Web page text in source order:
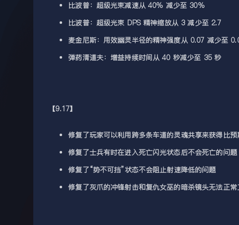
比波普：超级光束减速从 40% 减少至 30%
比波普：超级光束 DPS 精神缩放从 3 减少至 2.7
麦金尼斯：用效幽灵半径的精神强度从 0.07 减少至
弹药清道夫：增益持续时间从 40 秒减少至 35 秒
【9.17】
修复了玩家可以利用跨多条车道的灵魂共享来获得比
修复了士兵有时在进入死亡闪光状态后不会死亡的问题
修复了“势不可挡”状态不会阻止射速降低的问题
修复了灰爪的冲锋射击和复仇女巫的暗杀镜头无法正